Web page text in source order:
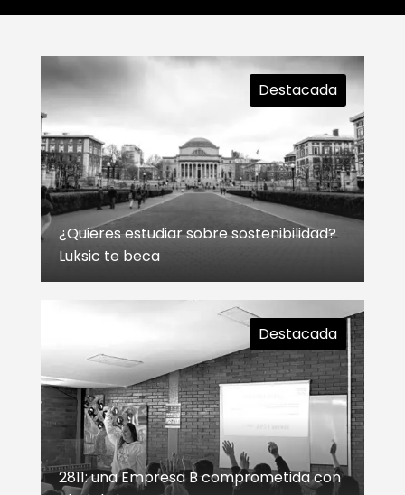
¿Quieres estudiar sobre sostenibilidad?
Luksic te beca
Destacada
2811: una Empresa B comprometida con
Destacada